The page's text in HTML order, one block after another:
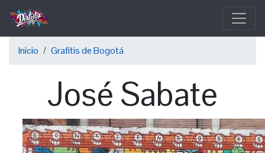
Pasar
contenido
principalSobrescribir
ayuda
Inicio Grafitis de Bogotá
José Sabate